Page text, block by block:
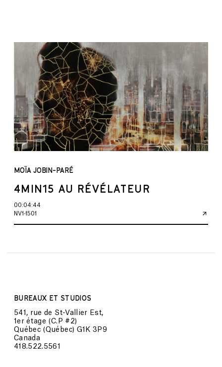
MOÏA JOBIN-PARÉ
4MIN15 AU RÉVÉLATEUR
00:04:44
NV1-1501
BUREAUX ET STUDIOS
541, rue de St-Vallier Est,
1er étage (C.P #2)
Québec (Québec) G1K 3P9
Canada
418.522.5561